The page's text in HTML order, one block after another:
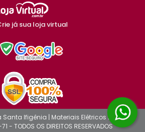
já sua loja virtual
Santa Ifigênia | Materiais Elétricos 2026 -
- TODOS OS DIREITOS RESERVADOS